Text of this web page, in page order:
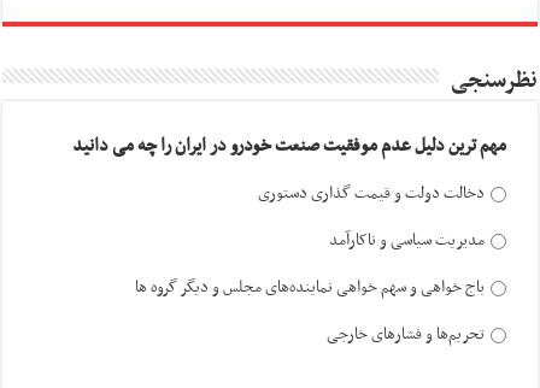
نظرسنجی
مهم ترین دلیل عدم موفقیت صنعت خودرو در ایران را چه می دانید
دخالت دولت و قیمت گذاری دستوری
مدیریت سیاسی و ناکارآمد
باج خواهی و سهم خواهی نماینده‌های مجلس و دیگر گروه ها
تحریم‌ها و فشارهای خارجی